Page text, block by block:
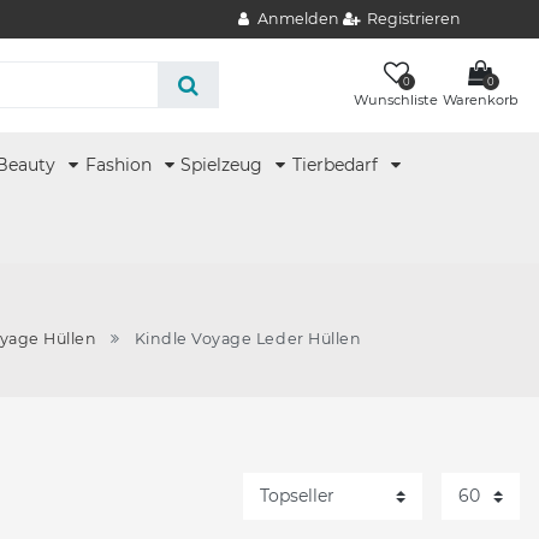
Anmelden Registrieren
0
Wunschliste
0
Warenkorb
Fashion Spielzeug Tierbedarf
Hüllen Kindle Voyage Leder Hüllen